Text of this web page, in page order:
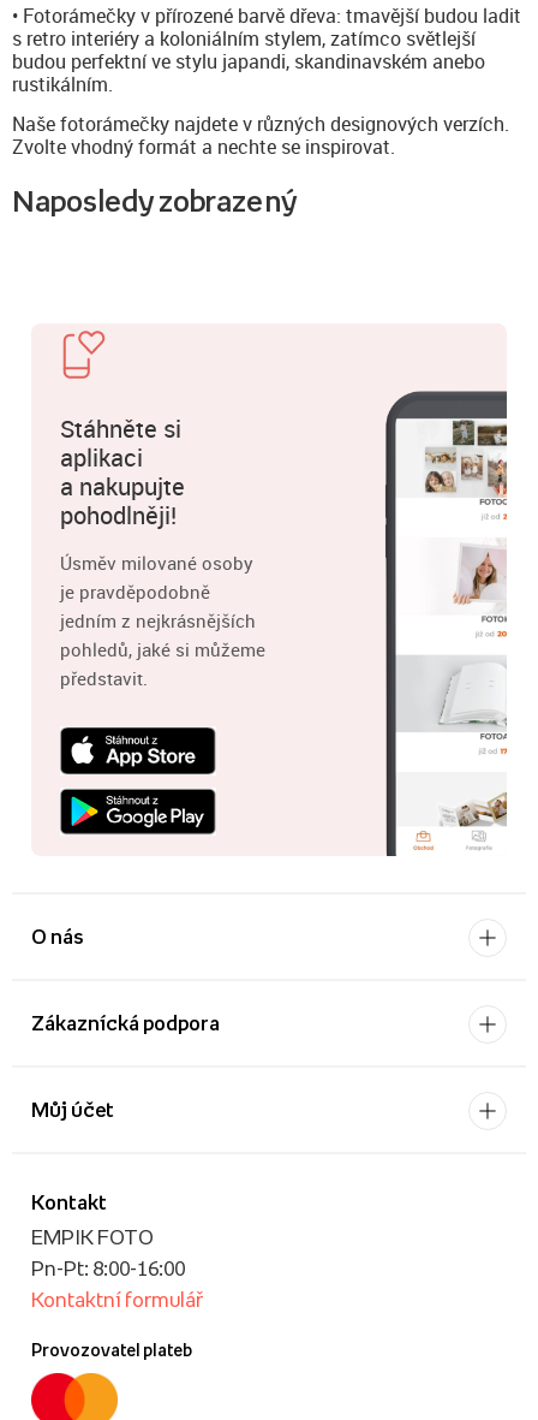
• Fotorámečky v přírozené barvě dřeva: tmavější budou ladit
s retro interiéry a koloniálním stylem, zatímco světlejší
budou perfektní ve stylu japandi, skandinavském anebo
rustikálním.
Naše fotorámečky najdete v různých designových verzích.
Zvolte vhodný formát a nechte se inspirovat.
Naposledy zobrazený
Stáhněte si
aplikaci
a nakupujte
pohodlněji!
Úsměv milované osoby
je pravděpodobně
jedním z nejkrásnějších
pohledů, jaké si můžeme
představit.
O nás
Zákaznícká podpora
Kontakt
EMPIK FOTO
Pn-Pt: 8:00-16:00
Kontaktní formulář
Provozovatel plateb
Můj účet